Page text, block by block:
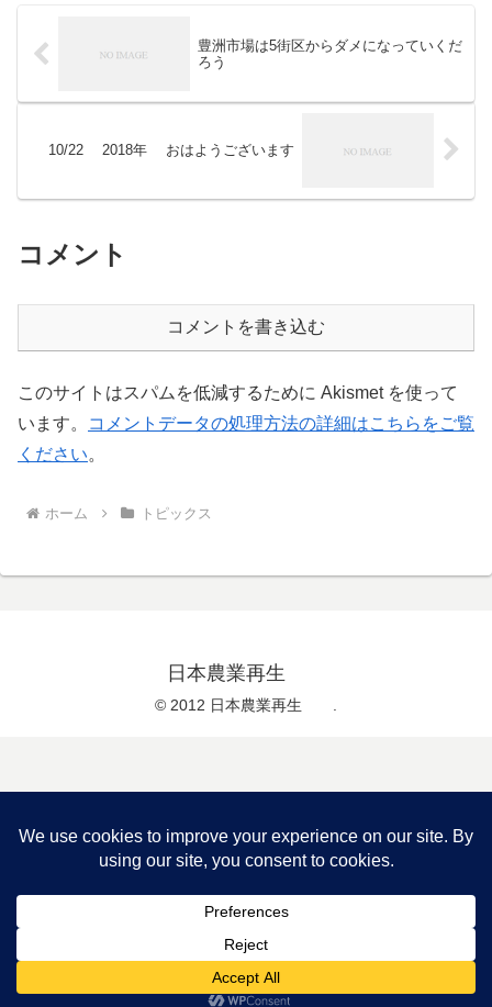
豊洲市場は5街区からダメになっていくだ
ろう
10/22 2018年 おはようございます
コメント
コメントを書き込む
このサイトはスパムを低減するために Akismet を使って
います。
コメントデータの処理方法の詳細はこちらをご覧
ください。
ホーム トピックス
日本農業再生
© 2012 日本農業再生 .